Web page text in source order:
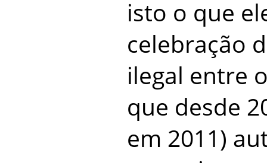
isto o que
celebração
ilegal entre
que desde
em 2011)